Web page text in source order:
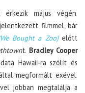
érkezik május végén.
filmmel, bár
Bought a Zoo)előtt
t. Bradley Cooper
Hawaii-ra szólít és
megformált exével.
jobban megtalálja a